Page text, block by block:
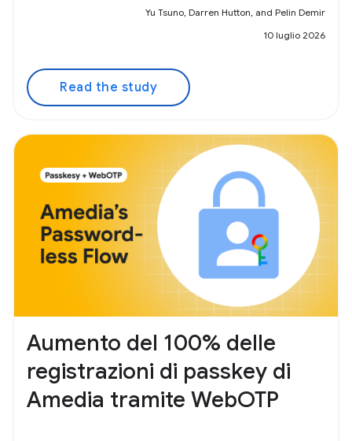
Yu Tsuno, Darren Hutton, and Pelin Demir
10 luglio 2026
Read the study
Aumento del 100% delle
registrazioni di passkey di
Amedia tramite WebOTP